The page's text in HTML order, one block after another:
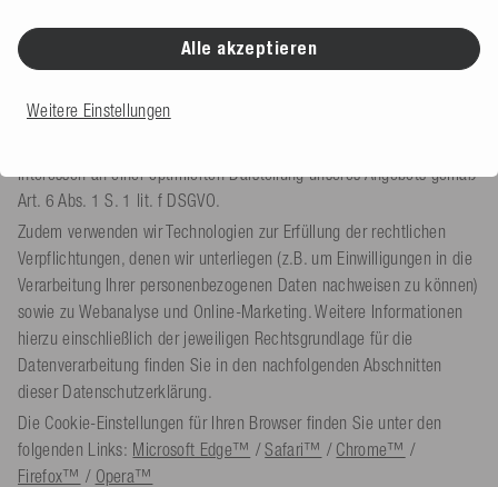
erforderlich sind. Durch diese Technologien werden IP-Adresse,
Zeitpunkt des Besuchs, Geräte- und Browser-Informationen sowie
zum Inhalt des Warenkorbs) erhoben und verarbeitet. Dies dient im
Interessen an einer optimierten Darstellung unseres Angebots gemäß
Art. 6 Abs. 1 S. 1 lit. f DSGVO.
Zudem verwenden wir Technologien zur Erfüllung der rechtlichen
Verpflichtungen, denen wir unterliegen (z.B. um Einwilligungen in die
Verarbeitung Ihrer personenbezogenen Daten nachweisen zu können)
sowie zu Webanalyse und Online-Marketing. Weitere Informationen
hierzu einschließlich der jeweiligen Rechtsgrundlage für die
Datenverarbeitung finden Sie in den nachfolgenden Abschnitten
dieser Datenschutzerklärung.
Die Cookie-Einstellungen für Ihren Browser finden Sie unter den
folgenden Links: Microsoft Edge™ /Safari™ / Chrome™ /
Firefox™ / Opera™
Alle akzeptieren
Weitere Einstellungen